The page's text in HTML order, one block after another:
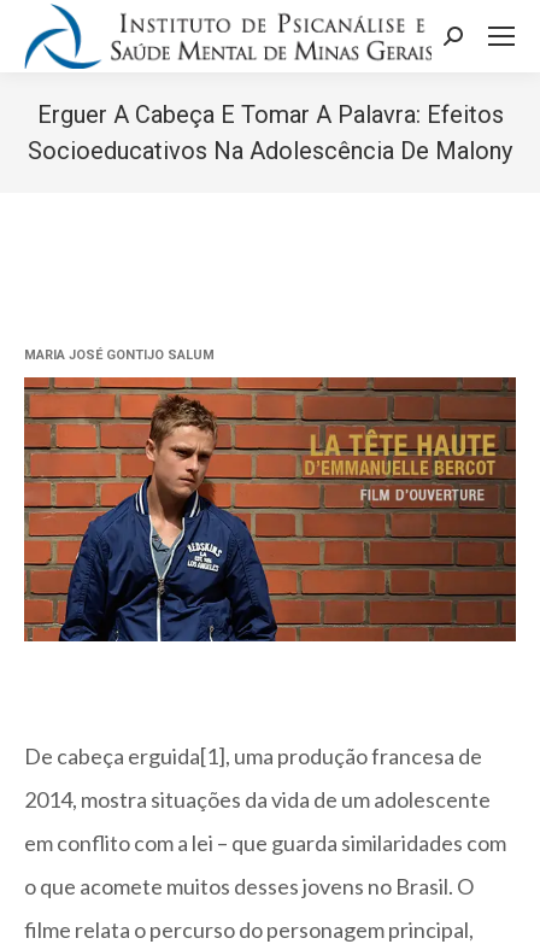
Search:
Erguer A Cabeça E Tomar A Palavra: Efeitos
Socioeducativos Na Adolescência De Malony
MARIA JOSÉ GONTIJO SALUM
De cabeça erguida[1], uma produção francesa de
2014, mostra situações da vida de um adolescente
em conflito com a lei – que guarda similaridades com
o que acomete muitos desses jovens no Brasil. O
filme relata o percurso do personagem principal,